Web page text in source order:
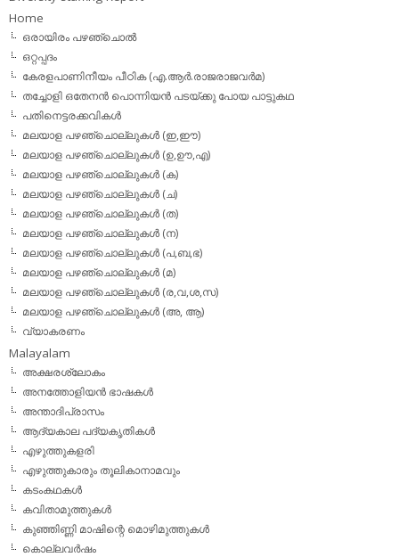
Home
ഒരായിരം പഴഞ്ചൊല്‍
ഒറ്റപ്പദം
കേരളപാണിനീയം പീഠിക (എ.ആര്‍.രാജരാജവര്‍മ)
തച്ചോളി ഒതേനൻ പൊന്നിയൻ പടയ്‌ക്കു പോയ പാട്ടുകഥ
പതിനെട്ടരക്കവികള്‍
മലയാള പഴഞ്ചൊല്ലുകള്‍ (ഇ,ഈ)
മലയാള പഴഞ്ചൊല്ലുകള്‍ (ഉ,ഊ,എ)
മലയാള പഴഞ്ചൊല്ലുകള്‍ (ക)
മലയാള പഴഞ്ചൊല്ലുകള്‍ (ച)
മലയാള പഴഞ്ചൊല്ലുകള്‍ (ത)
മലയാള പഴഞ്ചൊല്ലുകള്‍ (ന)
മലയാള പഴഞ്ചൊല്ലുകള്‍ (പ,ബ,ഭ)
മലയാള പഴഞ്ചൊല്ലുകള്‍ (മ)
മലയാള പഴഞ്ചൊല്ലുകള്‍ (ര,വ,ശ,സ)
മലയാള പഴഞ്ചൊല്ലുകൾ (അ, ആ)
വ്യാകരണം
Malayalam
അക്ഷരശ്ലോകം
അനത്തോളിയന്‍ ഭാഷകള്‍
അന്താദിപ്രാസം
ആദ്യകാല പദ്യകൃതികള്‍
എഴുത്തുകളരി
എഴുത്തുകാരും തൂലികാനാമവും
കടംകഥകള്‍
കവിതാമുത്തുകള്‍
കുഞ്ഞിണ്ണി മാഷിന്റെ മൊഴിമുത്തുകള്‍
കൊല്ലവര്‍ഷം